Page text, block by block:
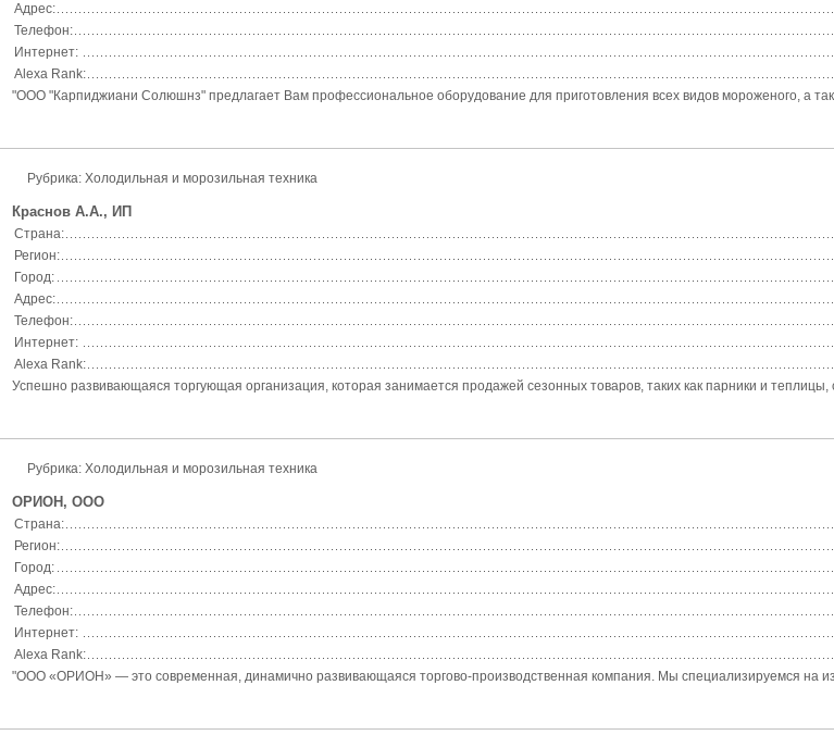
Адрес:
Телефон:
Интернет:
Alexa Rank:
"ООО "Карпиджиани Солюшнз" предлагает Вам профессиональное оборудование для приготовления всех видов мороженого, а
Рубрика: Холодильная и морозильная техника
Краснов А.А., ИП
Страна:
Регион:
Город:
Адрес:
Телефон:
Интернет:
Alexa Rank:
Успешно развивающаяся торгующая организация, которая занимается продажей сезонных товаров, таких как парники и
Рубрика: Холодильная и морозильная техника
ОРИОН, ООО
Страна:
Регион:
Город:
Адрес:
Телефон:
Интернет:
Alexa Rank:
"ООО «ОРИОН» — это современная, динамично развивающаяся торгово-производственная компания. Мы специализируемся на